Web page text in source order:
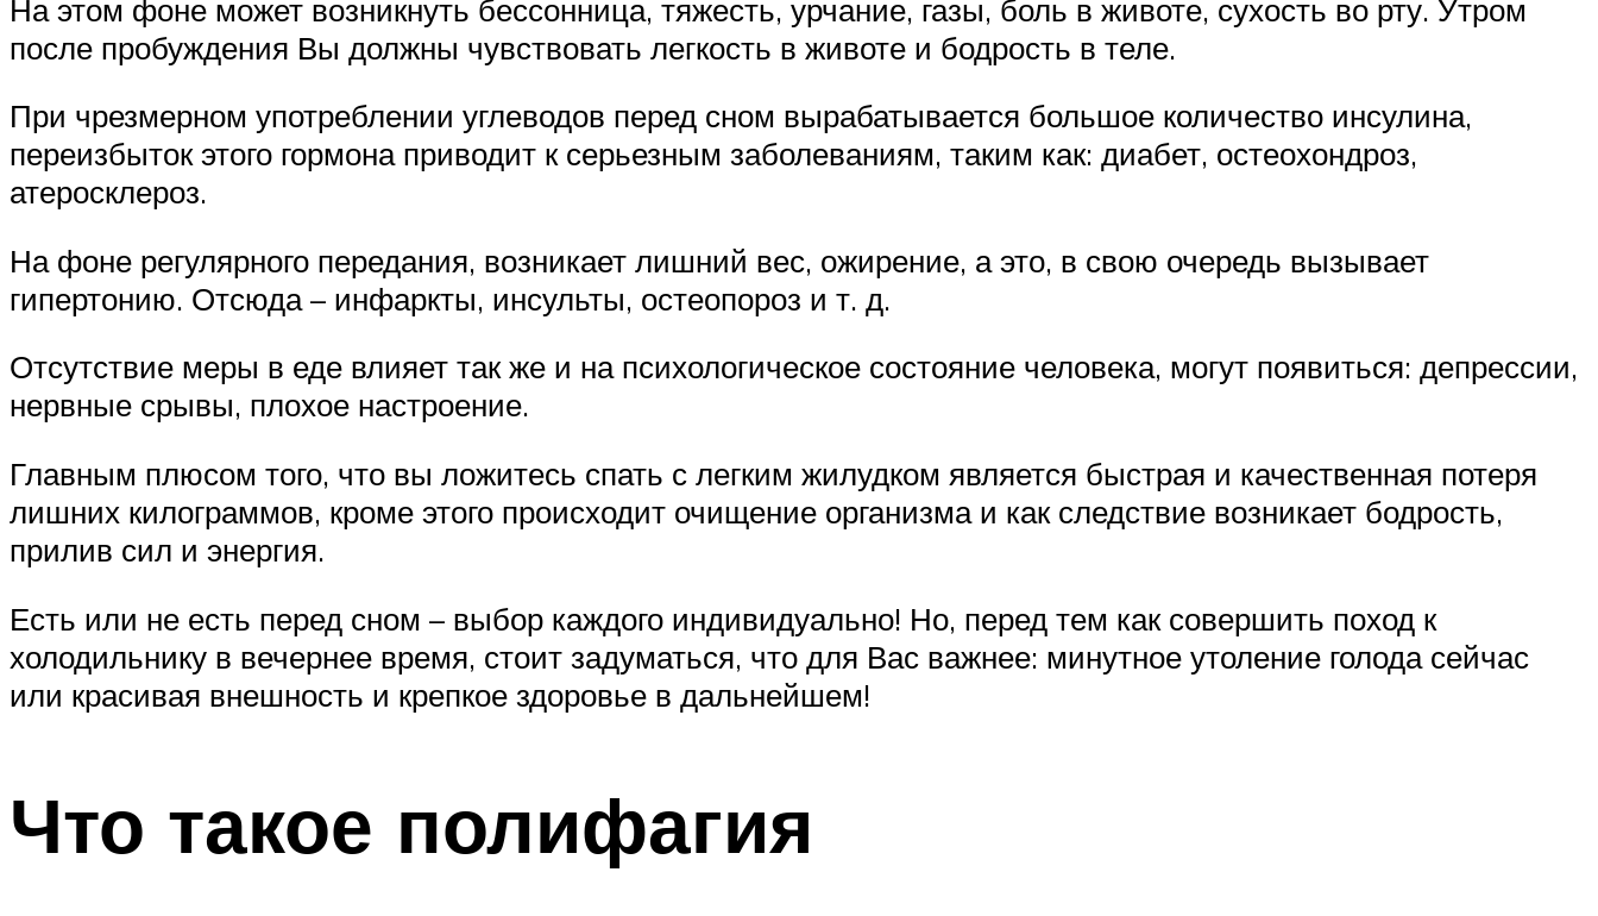
На этом фоне может возникнуть бессонница, тяжесть, урчание, газы, боль в животе, сухость во рту. Утром
после пробуждения Вы должны чувствовать легкость в животе и бодрость в теле.
При чрезмерном употреблении углеводов перед сном вырабатывается большое количество инсулина,
переизбыток этого гормона приводит к серьезным заболеваниям, таким как: диабет, остеохондроз,
атеросклероз.
На фоне регулярного передания, возникает лишний вес, ожирение, а это, в свою очередь вызывает
гипертонию. Отсюда – инфаркты, инсульты, остеопороз и т. д.
Отсутствие меры в еде влияет так же и на психологическое состояние человека, могут появиться: депрессии,
нервные срывы, плохое настроение.
Главным плюсом того, что вы ложитесь спать с легким жилудком является быстрая и качественная потеря
лишних килограммов, кроме этого происходит очищение организма и как следствие возникает бодрость,
прилив сил и энергия.
Есть или не есть перед сном – выбор каждого индивидуально! Но, перед тем как совершить поход к
холодильнику в вечернее время, стоит задуматься, что для Вас важнее: минутное утоление голода сейчас
или красивая внешность и крепкое здоровье в дальнейшем!
Что такое полифагия